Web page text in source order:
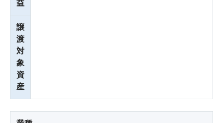
益
譲
渡
対
象
資
産